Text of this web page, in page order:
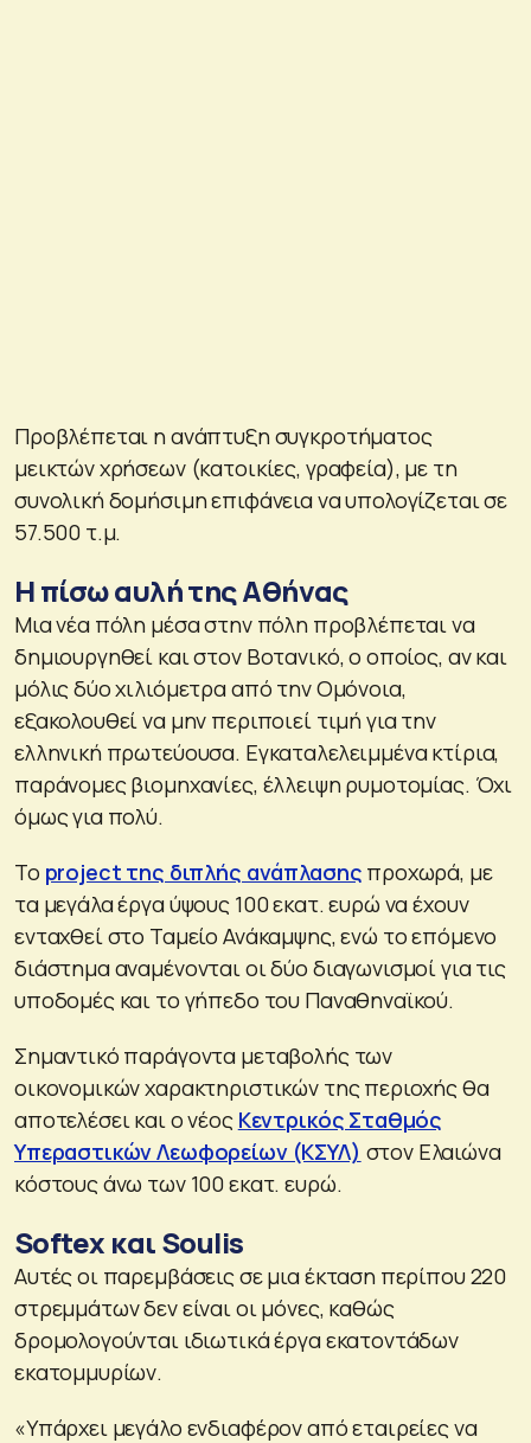
Προβλέπεται η ανάπτυξη συγκροτήματος
μεικτών χρήσεων (κατοικίες, γραφεία), με τη
συνολική δομήσιμη επιφάνεια να υπολογίζεται σε
57.500 τ.μ.
Η πίσω αυλή της Αθήνας
Μια νέα πόλη μέσα στην πόλη προβλέπεται να
δημιουργηθεί και στον Βοτανικό, ο οποίος, αν και
μόλις δύο χιλιόμετρα από την Ομόνοια,
εξακολουθεί να μην περιποιεί τιμή για την
ελληνική πρωτεύουσα. Εγκαταλελειμμένα κτίρια,
παράνομες βιομηχανίες, έλλειψη ρυμοτομίας. Όχι
όμως για πολύ.
Το project της διπλής ανάπλασης προχωρά, με
τα μεγάλα έργα ύψους 100 εκατ. ευρώ να έχουν
ενταχθεί στο Ταμείο Ανάκαμψης, ενώ το επόμενο
διάστημα αναμένονται οι δύο διαγωνισμοί για τις
υποδομές και το γήπεδο του Παναθηναϊκού.
Σημαντικό παράγοντα μεταβολής των
οικονομικών χαρακτηριστικών της περιοχής θα
αποτελέσει και ο νέος Κεντρικός Σταθμός
Υπεραστικών Λεωφορείων (ΚΣΥΛ) στον Ελαιώνα
κόστους άνω των 100 εκατ. ευρώ.
Softex και Soulis
Αυτές οι παρεμβάσεις σε μια έκταση περίπου 220
στρεμμάτων δεν είναι οι μόνες, καθώς
δρομολογούνται ιδιωτικά έργα εκατοντάδων
εκατομμυρίων.
«Υπάρχει μεγάλο ενδιαφέρον από εταιρείες να